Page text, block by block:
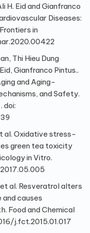
H. Eid and Gianfranco
Diseases:
in
Thi Hieu Dung
Gianfranco Pintus..
and Aging-
and Safety.
doi:
al. Oxidative stress-
green tea toxicity
in Vitro.
et al. Resveratrol alters
causes
Food and Chemical
j.fct.2015.01.017